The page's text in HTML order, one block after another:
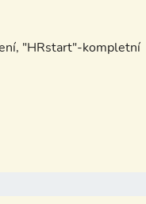
"HRstart"-kompletní